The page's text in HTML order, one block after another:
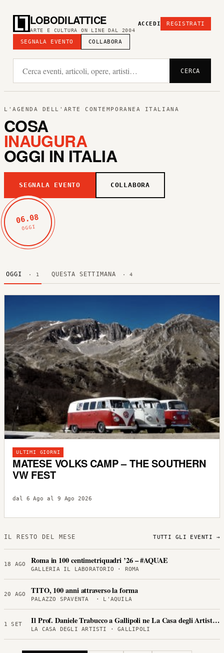
LOBODILATTICE
ARTE E CULTURA ON LINE DAL 2004
SEGNALA EVENTO COLLABORA
ACCEDI REGISTRATI
CERCA
L'AGENDA DELL'ARTE CONTEMPORANEA ITALIANA
COSA
INAUGURA
OGGI IN ITALIA
SEGNALA EVENTO COLLABORA
06.08
OGGI
OGGI · 1 QUESTA SETTIMANA · 4
ULTIMI GIORNI
MATESE VOLKS CAMP – THE SOUTHERN
VW FEST
dal 6 Ago al 9 Ago 2026
IL RESTO DEL MESE TUTTI GLI EVENTI →
18 AGO Roma in 100 centimetriquadri ’26 – #AQUAE
GALLERIA IL LABORATORIO · ROMA
20 AGO TITO, 100 anni attraverso la forma
PALAZZO SPAVENTA · L'AQUILA
1 SET Il Prof. Daniele Trabucco a Gallipoli ne La Casa degli Artisti
LA CASA DEGLI ARTISTI · GALLIPOLI